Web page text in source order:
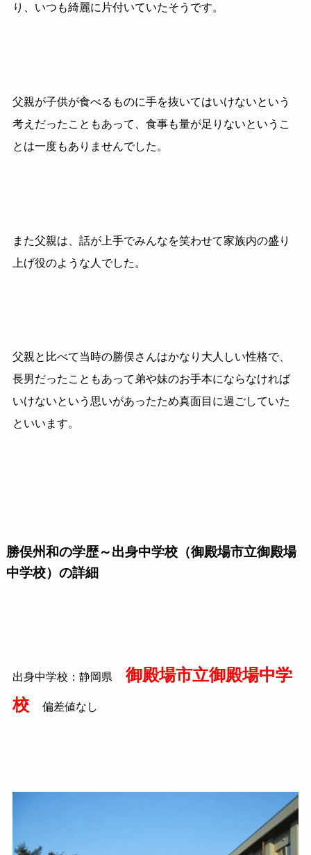
り、いつも綺麗に片付いていたそうです。
父親が子供が食べるものに手を抜いてはいけないという
考えだったこともあって、食事も量が足りないというこ
とは一度もありませんでした。
また父親は、話が上手でみんなを笑わせて家族内の盛り
上げ役のような人でした。
父親と比べて当時の勝俣さんはかなり大人しい性格で、
長男だったこともあって弟や妹のお手本にならなければ
いけないという思いがあったため真面目に過ごしていた
といいます。
勝俣州和の学歴～出身中学校（御殿場市立御殿場
中学校）の詳細
出身中学校：静岡県
御殿場市立御殿場中学
校
偏差値なし